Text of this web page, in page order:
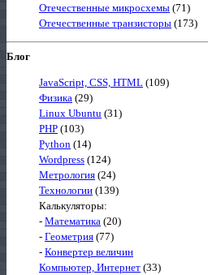
Отечественные микросхемы (71)
Отечественные транзисторы (173)
Блог
JavaScript, CSS, HTML (109)
Физика (29)
Linux Ubuntu (31)
PHP (103)
Python (14)
Wordpress (124)
Метрология (24)
Технологии (139)
Калькуляторы:
- Математика (20)
- Геометрия (77)
- Конвертер величин
Компьютер, Интернет (33)